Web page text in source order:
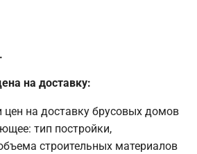
на доставку:
на доставку брусовых домов
тип постройки,
строительных материалов